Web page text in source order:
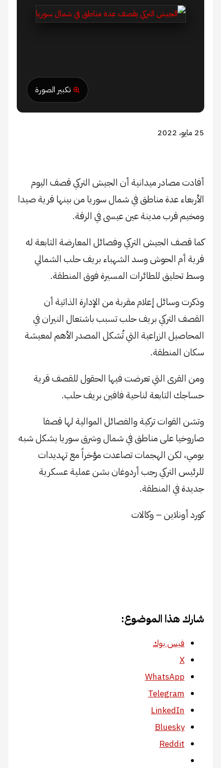
تكبير الصورة
25 مايو، 2022
أفادت مصادر ميدانية أن الجيش التركي قصف اليوم
الأربعاء عدة مناطق في شمال سوريا من بينها قرية صيدا
ومخيم قرب مدينة عين عيسى في الرقة.
كما قصف الجيش التركي وفصائل المعارضة التابعة له
قرية أم الحوش وسد الشهباء بريف حلب الشمالي
وسط تحليق للطائرات المسيرة فوق المنطقة.
وذكرت وسائل إعلام مقربة من الإدارة الذاتية أن
القصف التركي بريف حلب تسبب باشتعال النيران في
المحاصيل الزراعية التي تُشكل المصدر الأهم لمعيشة
سكان المنطقة.
ومن القرى التي تعرضت فيها الحقول للقصف قرية
حساجك التابعة لناحية فافين بريف حلب.
وتشن القوات تركية والفصائل الموالية لها قصفا
صاروخيا على مناطق في شمال وشرق سوريا بشكل شبه
يومي، لكن الهجمات تصاعدت مؤخراً مع تهديدات
للرئيس التركي رجب أردوغان بشن عملية عسكرية
جديدة في المنطقة.
كورد أونلاين – وكالات
شارك هذا الموضوع:
فيس بوك
X
WhatsApp
Telegram
LinkedIn
Bluesky
Reddit